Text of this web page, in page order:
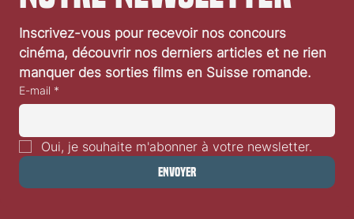
Inscrivez-vous pour recevoir nos concours
cinéma, découvrir nos derniers articles et ne rien
manquer des sorties films en Suisse romande.
E-mail *
Oui, je souhaite m'abonner à votre newsletter.
Envoyer